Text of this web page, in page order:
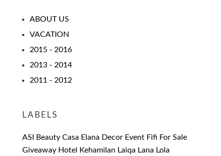
ABOUT US
VACATION
2015 - 2016
2013 - 2014
2011 - 2012
LABELS
ASI Beauty Casa Elana Decor Event Fifi For Sale
Giveaway Hotel Kehamilan Laiqa Lana Lola